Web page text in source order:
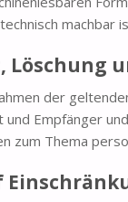
machbar
Löschung
der
Empfänger
zum Thema